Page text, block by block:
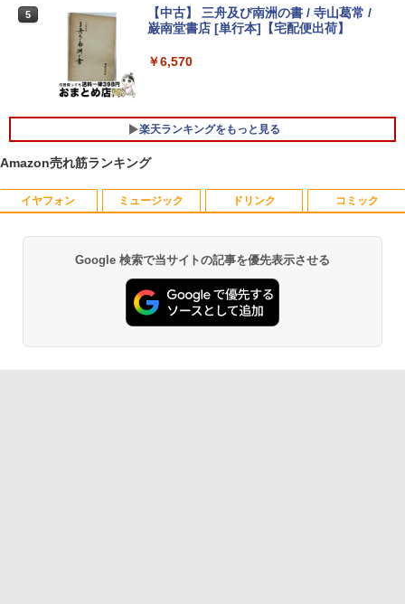
4
【新品】【楽天1位！】ノートパソコン
新品第13世代CPU搭載ノートPC Office
付きノートパソコン 初心者向け Window
s11 初期設定済 Webカメラ zoom 日本語
キーボード 14.1型 Intel Celeron メモリ
￥29,800
5
【最新Office2024】ノートパソコン 中古
Core i5 第10世代 Office付き NEC 15.6
搭載 NEC中古ノートパソコン 安心保証
初期設定済み VKT16X5 VRL21F7
￥27,800
5
【中古】 三舟及び南洲の書 / 寺山葛常 /
巌南堂書店 [単行本]【宅配便出荷】
￥6,570
楽天ランキングをもっと見る
Amazon売れ筋ランキング
イヤフォン
Anker Soundcore P42i (Bluetooth 6.1)【完
全ワイヤレスイヤホン/ウルトラノイズキャン
セリング 3.5 / マルチポイント接続 / 最大40時
間再生 / コンパクト形状/持ち運びに便利 / IP5
5 防塵防水位規格/PSE技術基準適合】パープ
ミュージック
BRUCE WAYNE feat. Flo Milli, ATL Jacob
[Explicit]
￥250
ドリンク
by Amazon 天然水 ラベルレス 500ml ×24本
富士山の天然水 バナジウム含有 水 ミネラル
ウォーター ペットボトル 静岡県産 500ミリリ
ットル (Smart Basic)
￥1,380
コミック
薬屋のひとりごと 17巻 (デジタル版ビッグガ
ンガンコミックス)
￥770
Google 検索で当サイトの記事を優先表示させる